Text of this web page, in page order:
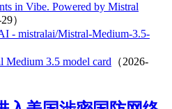
in Vibe. Powered by Mistral
）
- mistralai/Mistral-Medium-3.5-
Medium 3.5 model card （2026-